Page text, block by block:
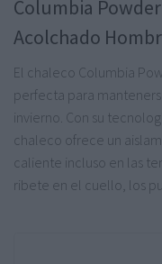
Columbia
Acolchado
El chaleco Columbia
perfecta para
invierno. Con su
chaleco ofrece un
caliente incluso en las
ribete en el cuello, los